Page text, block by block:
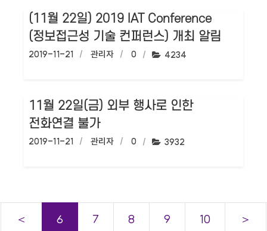
(11월 22일) 2019 IAT Conference
(정보접근성 기술 컨퍼런스) 개최 알림
작성일:
2019-11-21 작성자:
관리자 댓글수:
0 조회수:
4234
11월 22일(금) 외부 행사로 인한
전화연결 불가
작성일:
2019-11-21 작성자:
관리자 댓글수:
0 조회수:
3932
＜ 6 7 8 9 10 ＞